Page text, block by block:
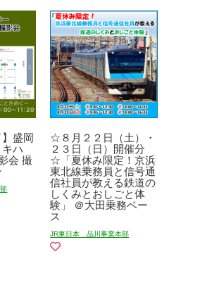
】盛岡
ハ
会 撮
☆８月２２日（土）・
２３日（日）開催分
☆「夏休み限定！京浜
東北線乗務員と信号通
信社員が教える鉄道の
しくみとおしごと体
験」 ＠大田乗務ベー
ス
JR東日本 品川事業本部